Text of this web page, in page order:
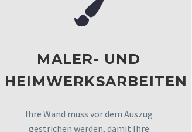
MALER- UND
HEIMWERKSARBEITEN
Ihre Wand muss vor dem Auszug
gestrichen werden, damit Ihre